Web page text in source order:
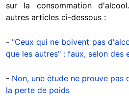
sur la consommation
autres articles ci-dessous :
- "Ceux qui ne boivent pas
que les autres" : faux, selon des
- Non, une étude ne prouve
la perte de poids